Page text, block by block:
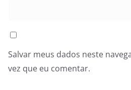
Salvar meus dados neste
vez que eu comentar.